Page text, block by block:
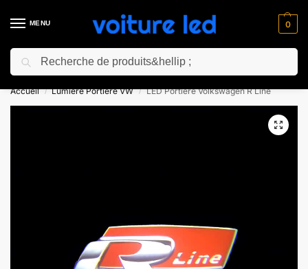
MENU 0
⚡ 10% de réduction pour les nouveaux clients avec le code “NC10”
Accueil / Lumiere Portiere VW / LED Portiere Volkswagen R Line